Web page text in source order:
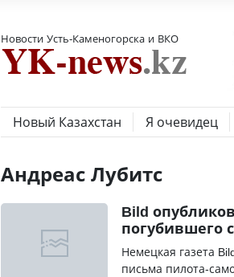
Новости Усть-Каменогорска и ВКО
Новый Казахстан Я очевидец
Андреас Лубитс
Bild
погубившего
Немецкая газета
письма пилота-